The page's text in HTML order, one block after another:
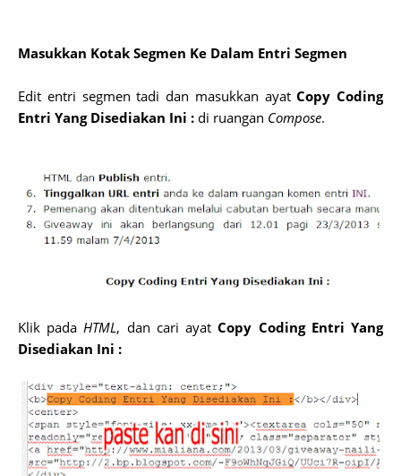
Masukkan Kotak Segmen Ke Dalam Entri Segmen
Edit entri segmen tadi dan masukkan ayatCopy Coding
Entri Yang Disediakan Ini : di ruangan Compose.
Klik padaHTML, dan cari ayatCopy Coding Entri Yang
Disediakan Ini :